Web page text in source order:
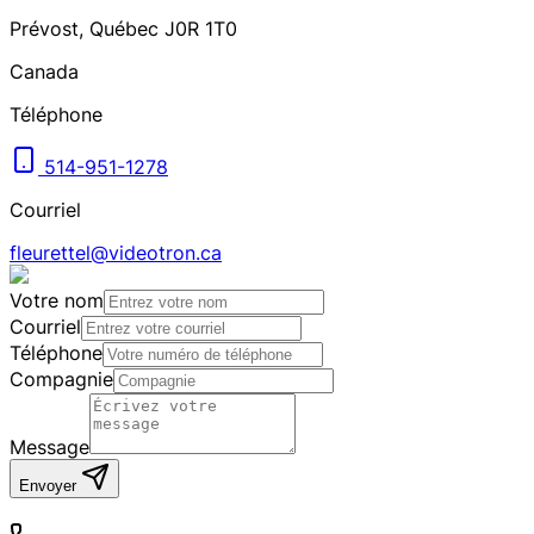
Prévost, Québec J0R 1T0
Canada
Téléphone
514-951-1278
Courriel
fleurettel@videotron.ca
Votre nom
Courriel
Téléphone
Compagnie
Message
Envoyer